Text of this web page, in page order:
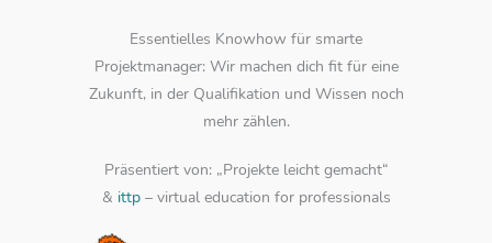
Essentielles Knowhow für smarte
Projektmanager: Wir machen dich fit für eine
Zukunft, in der Qualifikation und Wissen noch
mehr zählen.
Präsentiert von: „Projekte leicht gemacht“
& ittp– virtual education for professionals